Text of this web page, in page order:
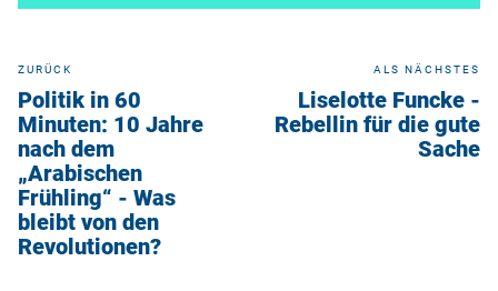
ZURÜCK
Politik in 60
Minuten: 10 Jahre
nach dem
„Arabischen
Frühling“ - Was
bleibt von den
Revolutionen?
ALS NÄCHSTES
Liselotte Funcke -
Rebellin für die gute
Sache